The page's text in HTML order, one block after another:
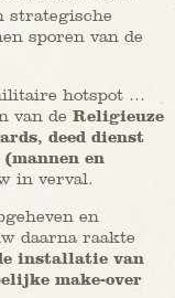
strategische
sporen van de
hotspot …
van deReligieuze
deed dienst
en
in verval.
en
daarna raakte
installatie van
make-over